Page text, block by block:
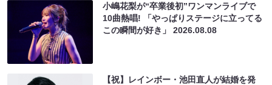
小嶋花梨が“卒業後初”ワンマンライブで
10曲熱唱! 「やっぱりステージに立ってる
この瞬間が好き」2026.08.08
【祝】レインボー・池田直人が結婚を発